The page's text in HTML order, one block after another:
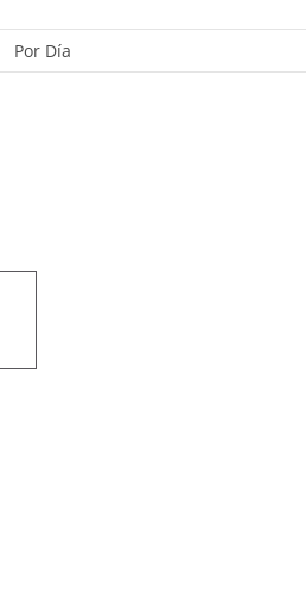
Por Día